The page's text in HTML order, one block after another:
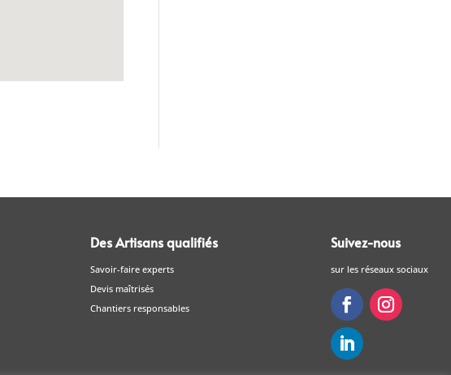
Des Artisans qualifiés
Savoir-faire experts
Devis maîtrisés
Chantiers responsables
Suivez-nous
sur les réseaux sociaux